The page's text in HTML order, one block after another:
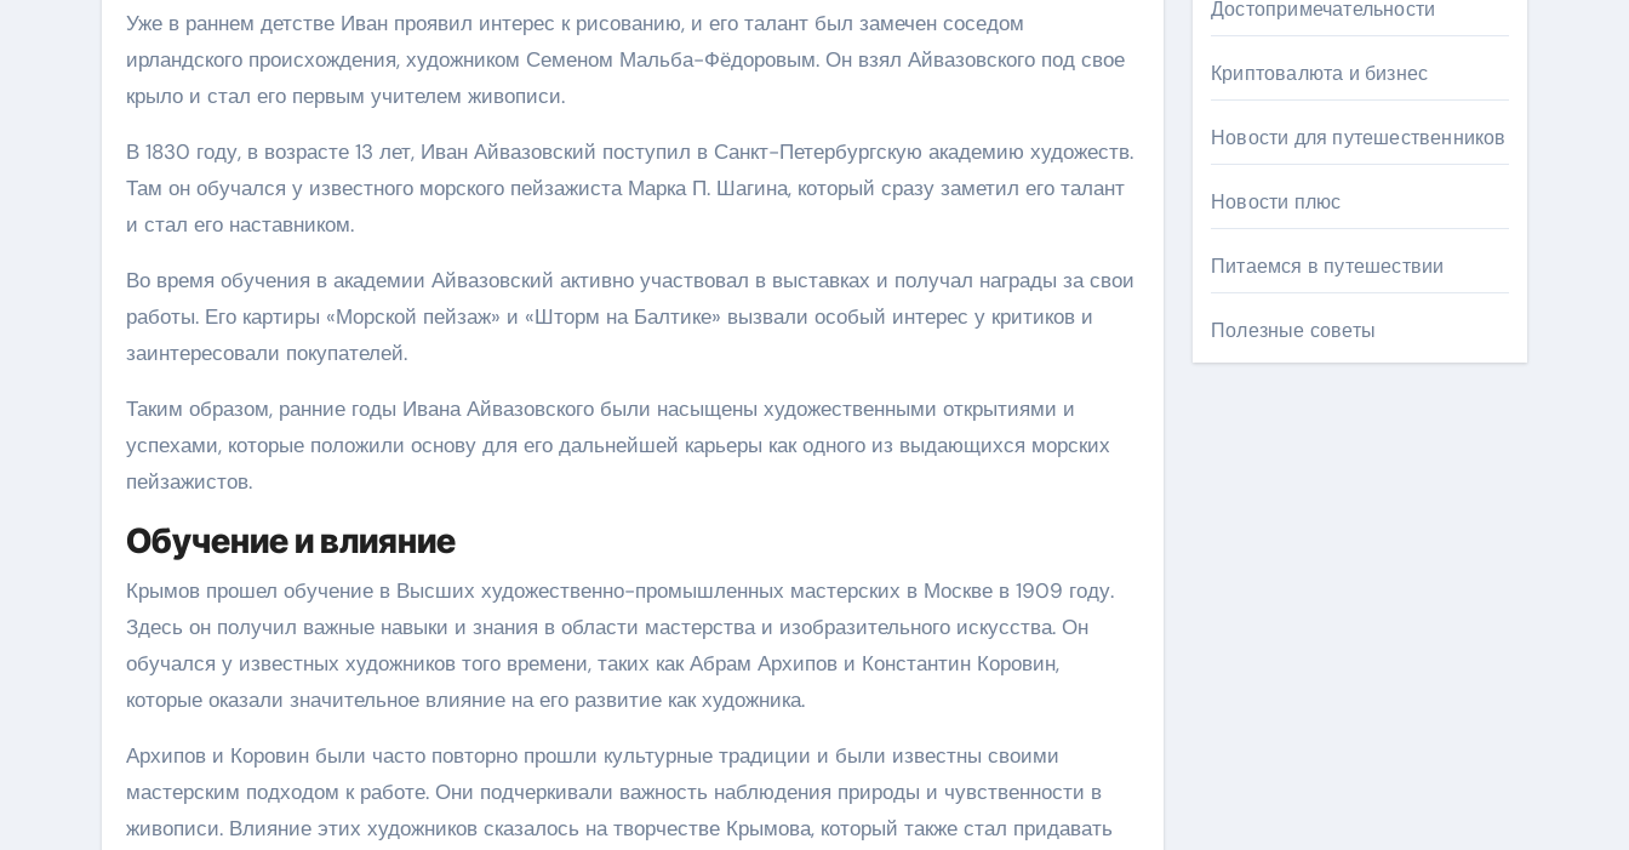
Уже в раннем детстве Иван проявил интерес к рисованию, и его талант был замечен соседом
ирландского происхождения, художником Семеном Мальба-Фёдоровым. Он взял Айвазовского под свое
крыло и стал его первым учителем живописи.
В 1830 году, в возрасте 13 лет, Иван Айвазовский поступил в Санкт-Петербургскую академию художеств.
Там он обучался у известного морского пейзажиста Марка П. Шагина, который сразу заметил его талант
и стал его наставником.
Во время обучения в академии Айвазовский активно участвовал в выставках и получал награды за свои
работы. Его картиры «Морской пейзаж» и «Шторм на Балтике» вызвали особый интерес у критиков и
заинтересовали покупателей.
Таким образом, ранние годы Ивана Айвазовского были насыщены художественными открытиями и
успехами, которые положили основу для его дальнейшей карьеры как одного из выдающихся морских
пейзажистов.
Обучение и влияние
Крымов прошел обучение в Высших художественно-промышленных мастерских в Москве в 1909 году.
Здесь он получил важные навыки и знания в области мастерства и изобразительного искусства. Он
обучался у известных художников того времени, таких как Абрам Архипов и Константин Коровин,
которые оказали значительное влияние на его развитие как художника.
Архипов и Коровин были часто повторно прошли культурные традиции и были известны своими
мастерским подходом к работе. Они подчеркивали важность наблюдения природы и чувственности в
живописи. Влияние этих художников сказалось на творчестве Крымова, который также стал придавать
Достопримечательности
Криптовалюта и бизнес
Новости для путешественников
Новости плюс
Питаемся в путешествии
Полезные советы